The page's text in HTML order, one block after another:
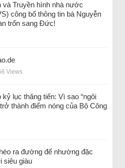
và Truyền hình nhà nước
công bố thông tin bà Nguyễn
trốn sang Đức!
Views
kỷ lục thăng tiến: Vì sao “ngôi
thành điểm nóng của Bộ Công
ra đường để nhường đặc
siêu giàu